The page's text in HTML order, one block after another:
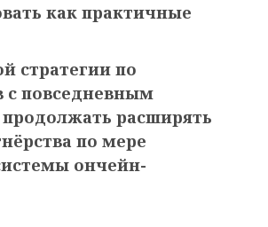
как практичные
стратегии по
повседневным
расширять
по мере
ончейн-